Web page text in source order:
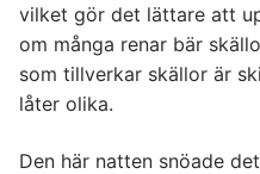
vilket gör det lättare att
om många renar bär
som tillverkar skällor är
låter olika.
Den här natten snöade